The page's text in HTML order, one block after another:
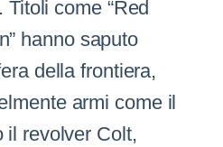
come “Red
hanno saputo
della frontiera,
armi come il
il revolver Colt,